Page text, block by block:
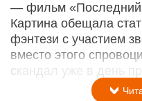
— фильм «Последний
Картина обещала
фэнтези с участием
вместо этого
скандал уже в день